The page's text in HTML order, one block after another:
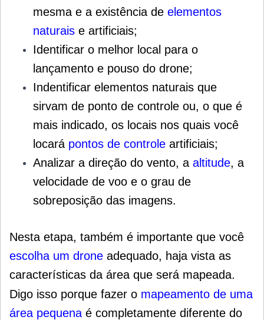
mesma e a existência de elementos
naturais e artificiais;
Identificar o melhor local para o
lançamento e pouso do drone;
Indentificar elementos naturais que
sirvam de ponto de controle ou, o que é
mais indicado, os locais nos quais você
locará pontos de controle artificiais;
Analizar a direção do vento, a altitude, a
velocidade de voo e o grau de
sobreposição das imagens.
Nesta etapa, também é importante que você
escolha um drone adequado, haja vista as
características da área que será mapeada.
Digo isso porque fazer o mapeamento de uma
área pequena é completamente diferente do